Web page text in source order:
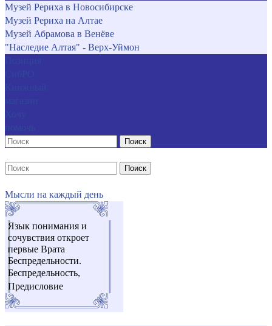
Музей Рериха в Новосибирске
Музей Рериха на Алтае
Музей Абрамова в Венёве
"Наследие Алтая" - Верх-Уймон
Поиск
Поиск
Мысли на каждый день
Язык понимания и
сочувствия откроет
первые Врата
Беспредельности.
Беспредельность,
Предисловие